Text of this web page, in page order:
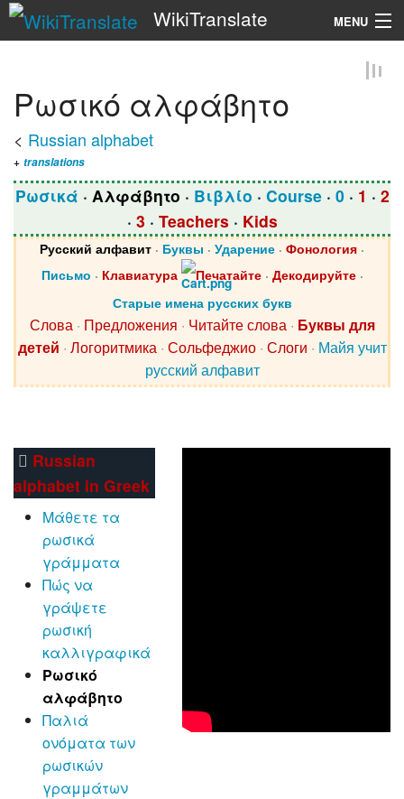
WikiTranslate MENU
Ρωσικό αλφάβητο
< Russian alphabet
+ translations
Ρωσικά · Αλφάβητο · Bιβλίο · Course· 0 · 1 · 2
· 3 · Teachers · Kids
Русский алфавит · Буквы · Ударение · Фонология ·
Письмо · Клавиатура Печатайте· Декодируйте·
Старые имена русских букв
Слова· Предложения · Читайте слова· Буквы для
детей · Логоритмика· Сольфеджио· Слоги · Майя учит
русский алфавит
Russian
alphabet in Greek
Μάθετε τα
ρωσικά
γράμματα
Πώς να
γράψετε
ρωσική
καλλιγραφικά
Ρωσικό
αλφάβητο
Παλιά
ονόματα των
ρωσικών
γραμμάτων